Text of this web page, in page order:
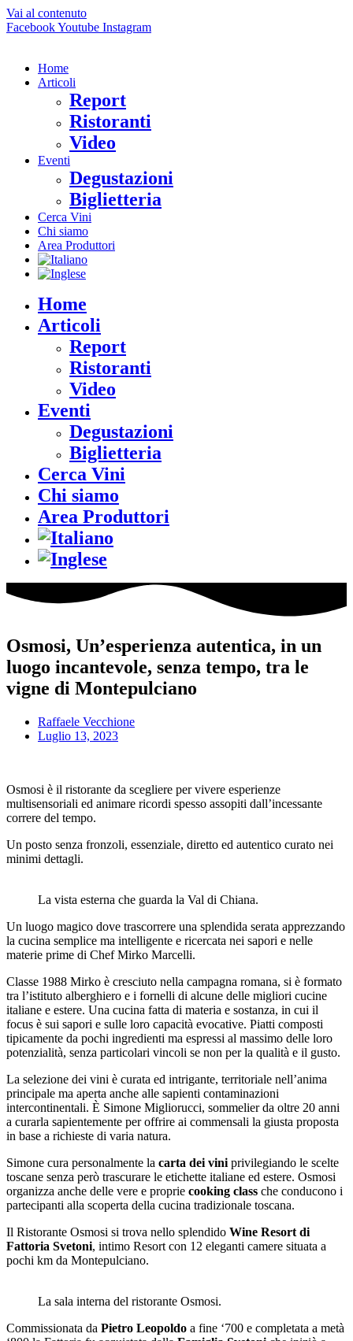
Vai al contenuto
FacebookYoutube Instagram
Home
Articoli
Report
Ristoranti
Video
Eventi
Degustazioni
Biglietteria
Cerca Vini
Chi siamo
Area Produttori
Home
Articoli
Report
Ristoranti
Video
Eventi
Degustazioni
Biglietteria
Cerca Vini
Chi siamo
Area Produttori
Osmosi, Un’esperienza autentica, in un
luogo incantevole, senza tempo, tra le
vigne di Montepulciano
Raffaele Vecchione
Luglio 13, 2023
Osmosi è il ristorante da scegliere per vivere esperienze
multisensoriali ed animare ricordi spesso assopiti dall’incessante
correre del tempo.
Un posto senza fronzoli, essenziale, diretto ed autentico curato nei
minimi dettagli.
La vista esterna che guarda la Val di Chiana.
Un luogo magico dove trascorrere una splendida serata apprezzando
la cucina semplice ma intelligente e ricercata nei sapori e nelle
materie prime di Chef Mirko Marcelli.
Classe 1988 Mirko è cresciuto nella campagna romana, si è formato
tra l’istituto alberghiero e i fornelli di alcune delle migliori cucine
italiane e estere. Una cucina fatta di materia e sostanza, in cui il
focus è sui sapori e sulle loro capacità evocative. Piatti composti
tipicamente da pochi ingredienti ma espressi al massimo delle loro
potenzialità, senza particolari vincoli se non per la qualità e il gusto.
La selezione dei vini è curata ed intrigante, territoriale nell’anima
principale ma aperta anche alle sapienti contaminazioni
intercontinentali. È Simone Migliorucci, sommelier da oltre 20 anni
a curarla sapientemente per offrire ai commensali la giusta proposta
in base a richieste di varia natura.
Simone cura personalmente la carta dei vini privilegiando le scelte
toscane senza però trascurare le etichette italiane ed estere. Osmosi
organizza anche delle vere e proprie cooking class che conducono i
partecipanti alla scoperta della cucina tradizionale toscana.
Il Ristorante Osmosi si trova nello splendido Wine Resort di
Fattoria Svetoni, intimo Resort con 12 eleganti camere situata a
pochi km da Montepulciano.
La sala interna del ristorante Osmosi.
Commissionata da Pietro Leopoldo a fine ‘700 e completata a metà